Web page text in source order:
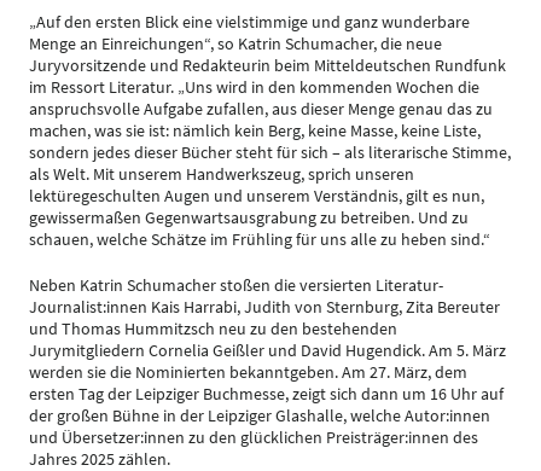
„Auf den ersten Blick eine vielstimmige und ganz wunderbare
Menge an Einreichungen“, so Katrin Schumacher, die neue
Juryvorsitzende und Redakteurin beim Mitteldeutschen Rundfunk
im Ressort Literatur. „Uns wird in den kommenden Wochen die
anspruchsvolle Aufgabe zufallen, aus dieser Menge genau das zu
machen, was sie ist: nämlich kein Berg, keine Masse, keine Liste,
sondern jedes dieser Bücher steht für sich – als literarische Stimme,
als Welt. Mit unserem Handwerkszeug, sprich unseren
lektüregeschulten Augen und unserem Verständnis, gilt es nun,
gewissermaßen Gegenwartsausgrabung zu betreiben. Und zu
schauen, welche Schätze im Frühling für uns alle zu heben sind.“
Neben Katrin Schumacher stoßen die versierten Literatur-
Journalist:innen Kais Harrabi, Judith von Sternburg, Zita Bereuter
und Thomas Hummitzsch neu zu den bestehenden
Jurymitgliedern Cornelia Geißler und David Hugendick. Am 5. März
werden sie die Nominierten bekanntgeben. Am 27. März, dem
ersten Tag der Leipziger Buchmesse, zeigt sich dann um 16 Uhr auf
der großen Bühne in der Leipziger Glashalle, welche Autor:innen
und Übersetzer:innen zu den glücklichen Preisträger:innen des
Jahres 2025 zählen.